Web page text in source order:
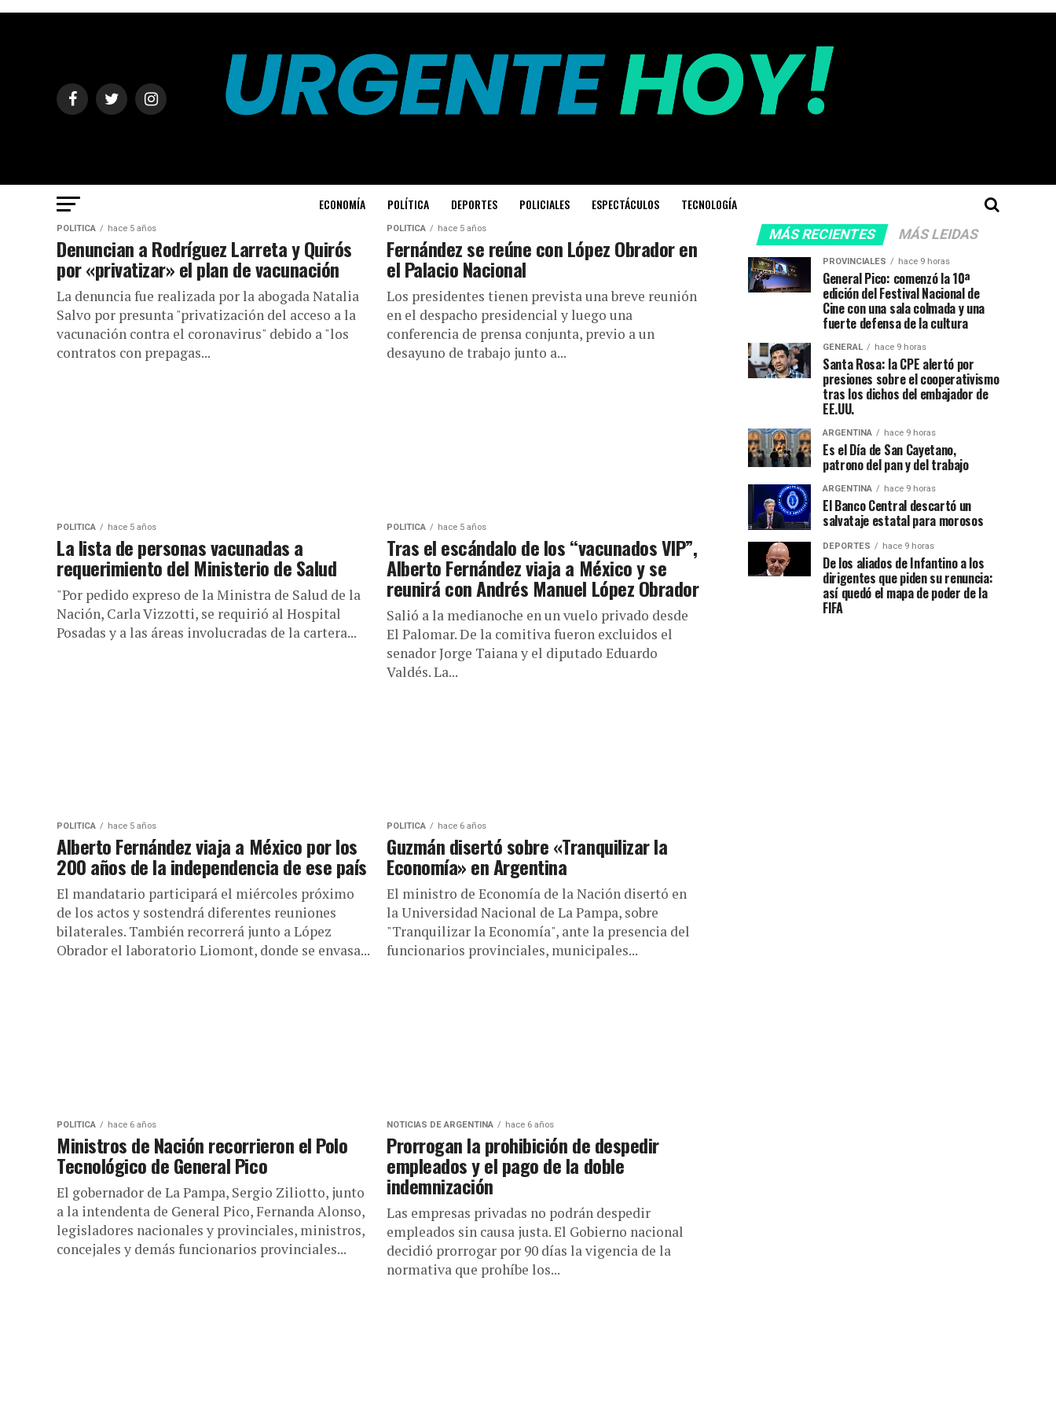
ECONOMÍA POLÍTICA DEPORTES POLICIALES ESPECTÁCULOS TECNOLOGÍA
POLÍTICA hace 5 años
Denuncian a Rodríguez Larreta y Quirós
por «privatizar» el plan de vacunación
La denuncia fue realizada por la abogada Natalia
Salvo por presunta "privatización del acceso a la
vacunación contra el coronavirus" debido a "los
contratos con prepagas...
POLÍTICA hace 5 años
Fernández se reúne con López Obrador en
el Palacio Nacional
Los presidentes tienen prevista una breve reunión
en el despacho presidencial y luego una
conferencia de prensa conjunta, previo a un
desayuno de trabajo junto a...
POLÍTICA hace 5 años
La lista de personas vacunadas a
requerimiento del Ministerio de Salud
"Por pedido expreso de la Ministra de Salud de la
Nación, Carla Vizzotti, se requirió al Hospital
Posadas y a las áreas involucradas de la cartera...
POLÍTICA hace 5 años
Tras el escándalo de los “vacunados VIP”,
Alberto Fernández viaja a México y se
reunirá con Andrés Manuel López Obrador
Salió a la medianoche en un vuelo privado desde
El Palomar. De la comitiva fueron excluidos el
senador Jorge Taiana y el diputado Eduardo
Valdés. La...
POLÍTICA hace 5 años
Alberto Fernández viaja a México por los
200 años de la independencia de ese país
El mandatario participará el miércoles próximo
de los actos y sostendrá diferentes reuniones
bilaterales. También recorrerá junto a López
Obrador el laboratorio Liomont, donde se envasa...
POLÍTICA hace 6 años
Guzmán disertó sobre «Tranquilizar la
Economía» en Argentina
El ministro de Economía de la Nación disertó en
la Universidad Nacional de La Pampa, sobre
"Tranquilizar la Economía", ante la presencia del
funcionarios provinciales, municipales...
POLÍTICA hace 6 años
Ministros de Nación recorrieron el Polo
Tecnológico de General Pico
El gobernador de La Pampa, Sergio Ziliotto, junto
a la intendenta de General Pico, Fernanda Alonso,
legisladores nacionales y provinciales, ministros,
concejales y demás funcionarios provinciales...
NOTICIAS DE ARGENTINA hace 6 años
Prorrogan la prohibición de despedir
empleados y el pago de la doble
indemnización
Las empresas privadas no podrán despedir
empleados sin causa justa. El Gobierno nacional
decidió prorrogar por 90 días la vigencia de la
normativa que prohíbe los...
MÁS RECIENTES MÁS LEIDAS
PROVINCIALES hace 9 horas
General Pico: comenzó la 10ª
edición del Festival Nacional de
Cine con una sala colmada y una
fuerte defensa de la cultura
GENERAL hace 9 horas
Santa Rosa: la CPE alertó por
presiones sobre el cooperativismo
tras los dichos del embajador de
EE.UU.
ARGENTINA hace 9 horas
Es el Día de San Cayetano,
patrono del pan y del trabajo
ARGENTINA hace 9 horas
El Banco Central descartó un
salvataje estatal para morosos
DEPORTES hace 9 horas
De los aliados de Infantino a los
dirigentes que piden su renuncia:
así quedó el mapa de poder de la
FIFA